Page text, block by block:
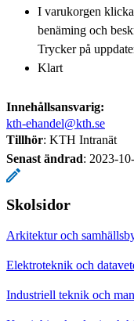
I varukorgen
benäming och
Trycker på
Klart
Innehållsansvarig:
kth-ehandel@kth.se
Tillhör: KTH Intranät
Senast ändrad: 2023-
Skolsidor
Arkitektur och
Elektroteknik och
Industriell teknik och